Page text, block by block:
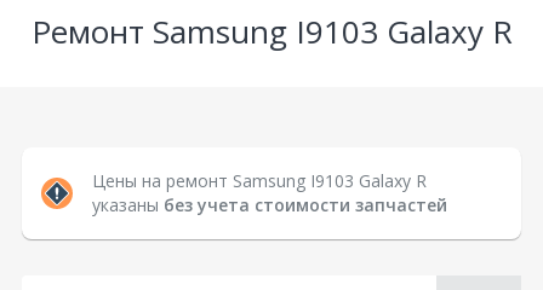
Ремонт Samsung I9103 Galaxy R
Цены на ремонт Samsung I9103 Galaxy R
указаны без учета стоимости запчастей